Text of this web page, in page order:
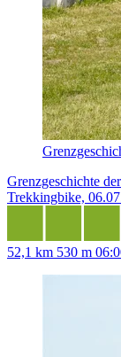
Grenzgeschichte
Trekkingbike,
52,1 km 530 m